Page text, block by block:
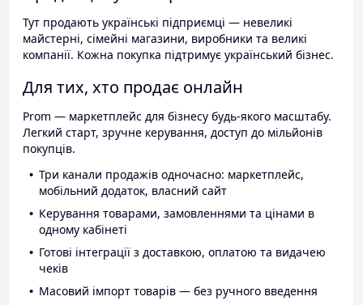
Тут продають українські підприємці — невеликі
майстерні, сімейні магазини, виробники та великі
компанії. Кожна покупка підтримує український бізнес.
Для тих, хто продає онлайн
Prom — маркетплейс для бізнесу будь-якого масштабу.
Легкий старт, зручне керування, доступ до мільйонів
покупців.
Три канали продажів одночасно: маркетплейс,
мобільний додаток, власний сайт
Керування товарами, замовленнями та цінами в
одному кабінеті
Готові інтеграції з доставкою, оплатою та видачею
чеків
Масовий імпорт товарів — без ручного введення